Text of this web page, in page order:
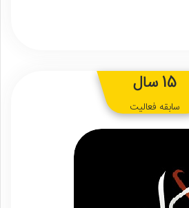
15 سال
سابقه فعالیت